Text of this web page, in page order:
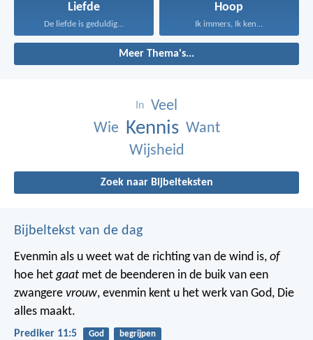
Liefde
De liefde is geduldig...
Hoop
Ik immers, Ik ken...
Meer Thema's...
In
Veel
Wie Kennis Want
Wijsheid
Zoek naar Bijbelteksten
Bijbeltekst van de dag
Evenmin als u weet wat de richting van de wind is, of
hoe hetgaat met de beenderen in de buik van een
zwangere vrouw, evenmin kent u het werk van God, Die
alles maakt.
Prediker 11:5 God begrijpen